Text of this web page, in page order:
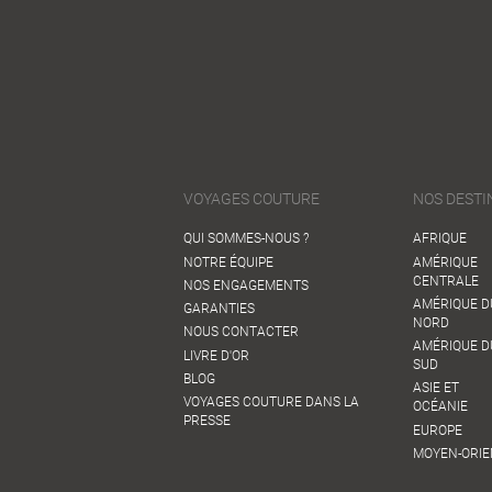
VOYAGES COUTURE
QUI SOMMES-NOUS ?
NOTRE ÉQUIPE
NOS ENGAGEMENTS
GARANTIES
NOUS CONTACTER
LIVRE D'OR
BLOG
VOYAGES COUTURE DANS LA
PRESSE
NOS
AFRIQUE
AMÉRIQUE
CENTRALE
AMÉRIQUE
NORD
AMÉRIQUE
SUD
ASIE ET
OCÉANIE
EUROPE
MOYEN-